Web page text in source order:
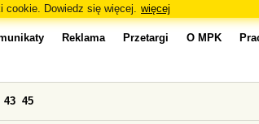
cookie. Dowiedz się więcej. więcej
Reklama Przetargi O MPK
43 45